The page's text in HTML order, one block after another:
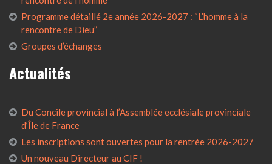
Programme détaillé 2e année 2026-2027 : “L’homme à la
rencontre de Dieu”
Groupes d’échanges
Actualités
Du Concile provincial à l’Assemblée ecclésiale provinciale
d’Île de France
Les inscriptions sont ouvertes pour la rentrée 2026-2027
Un nouveau Directeur au CIF !